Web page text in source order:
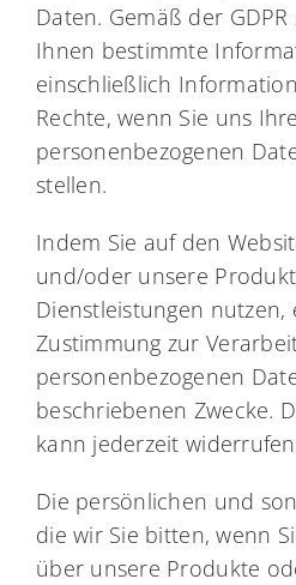
Daten. Gemäß der
Ihnen bestimmte
einschließlich
Rechte, wenn Sie uns Ihre
personenbezogenen
stellen.
Indem Sie auf den
und/oder unsere
Dienstleistungen nutzen,
Zustimmung zur
personenbezogenen
beschriebenen Zwecke.
kann jederzeit
Die persönlichen und
die wir Sie bitten, wenn
über unsere Produkte